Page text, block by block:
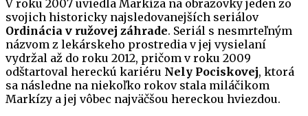
V roku 2007 uviedla Markíza na obrazovky jeden zo
svojich historicky najsledovanejších seriálov
Ordinácia v ružovej záhrade. Seriál s nesmrteľným
názvom z lekárskeho prostredia v jej vysielaní
vydržal až do roku 2012, pričom v roku 2009
odštartoval hereckú kariéru Nely Pociskovej, ktorá
sa následne na niekoľko rokov stala miláčikom
Markízy a jej vôbec najväčšou hereckou hviezdou.